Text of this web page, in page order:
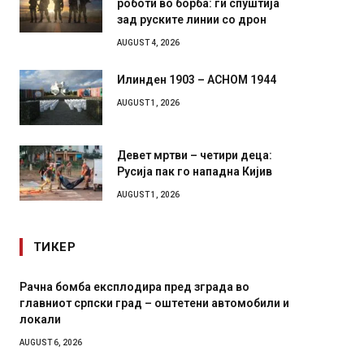
роботи во борба: ги спуштија
зад руските линии со дрон
AUGUST 4, 2026
Илинден 1903 – АСНОМ 1944
AUGUST 1, 2026
Девет мртви – четири деца:
Русија пак го нападна Кијив
AUGUST 1, 2026
ТИКЕР
Рачна бомба експлодира пред зграда во
главниот српски град – оштетени автомобили и
локали
AUGUST 6, 2026